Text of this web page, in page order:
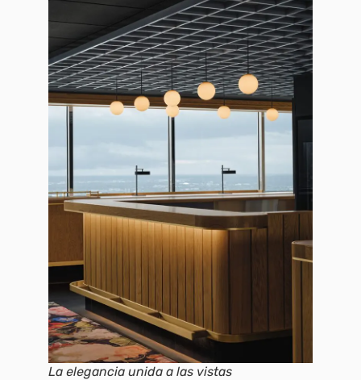
La elegancia unida a las vistas